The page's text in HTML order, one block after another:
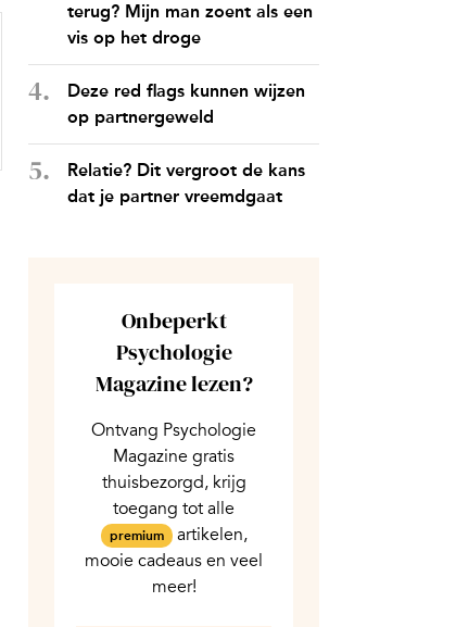
terug? Mijn man zoent als een
vis op het droge
Deze red flags kunnen wijzen
op partnergeweld
Relatie? Dit vergroot de kans
dat je partner vreemdgaat
Onbeperkt
Psychologie
Magazine lezen?
Ontvang Psychologie
Magazine gratis
thuisbezorgd, krijg
toegang tot alle
premium artikelen,
mooie cadeaus en veel
meer!